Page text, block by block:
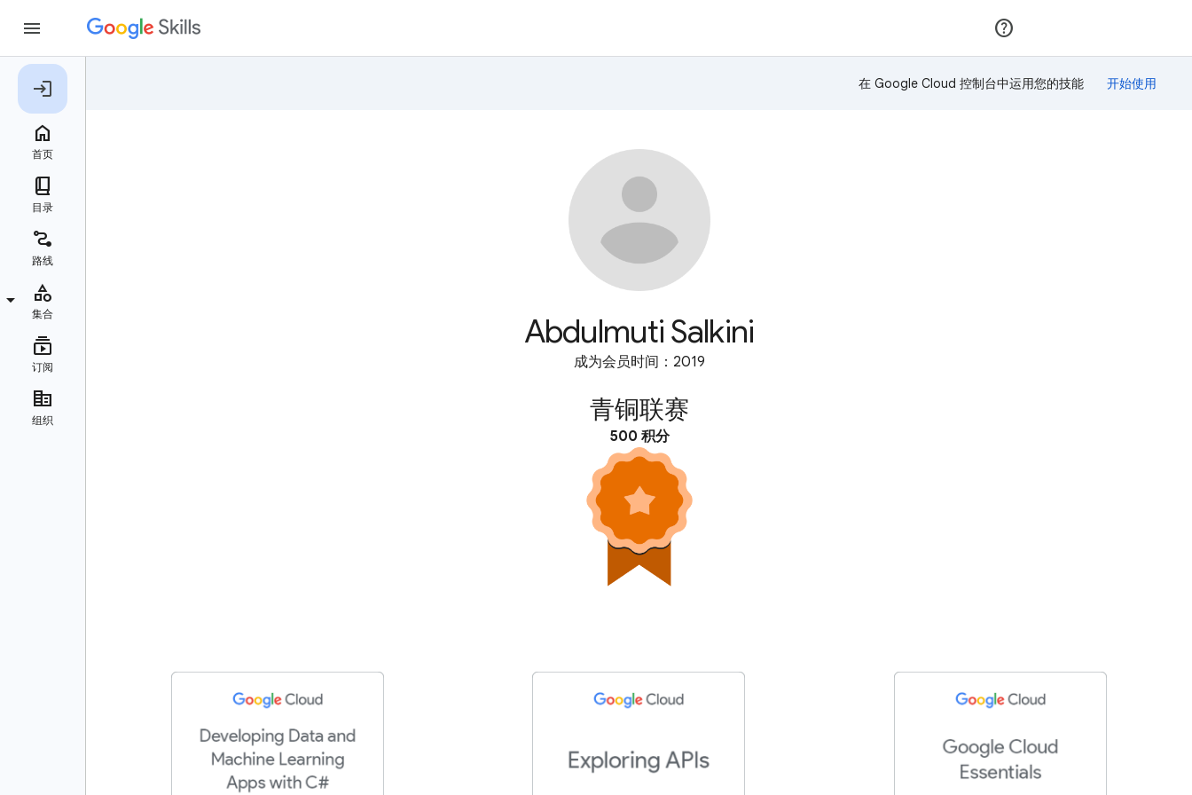
在 Google Cloud 控制台中运用您的技能
Abdulmuti Salkini
成为会员时间：2019
青铜联赛
500 积分